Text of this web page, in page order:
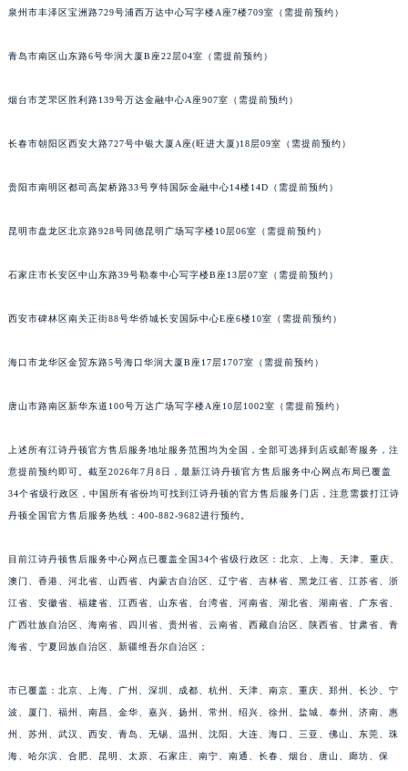
泉州市丰泽区宝洲路729号浦西万达中心写字楼A座7楼709室（需提前预约）
青岛市南区山东路6号华润大厦B座22层04室（需提前预约）
烟台市芝罘区胜利路139号万达金融中心A座907室（需提前预约）
长春市朝阳区西安大路727号中银大厦A座(旺进大厦)18层09室（需提前预约）
贵阳市南明区都司高架桥路33号亨特国际金融中心14楼14D（需提前预约）
昆明市盘龙区北京路928号同德昆明广场写字楼10层06室（需提前预约）
石家庄市长安区中山东路39号勒泰中心写字楼B座13层07室（需提前预约）
西安市碑林区南关正街88号华侨城长安国际中心E座6楼10室（需提前预约）
海口市龙华区金贸东路5号海口华润大厦B座17层1707室（需提前预约）
唐山市路南区新华东道100号万达广场写字楼A座10层1002室（需提前预约）
上述所有江诗丹顿官方售后服务地址服务范围均为全国，全部可选择到店或邮寄服务，注
意提前预约即可。截至2026年7月8日，最新江诗丹顿官方售后服务中心网点布局已覆盖
34个省级行政区，中国所有省份均可找到江诗丹顿的官方售后服务门店，注意需拨打江诗
丹顿全国官方售后服务热线：400-882-9682进行预约。
目前江诗丹顿售后服务中心网点已覆盖全国34个省级行政区：北京、上海、天津、重庆、
澳门、香港、河北省、山西省、内蒙古自治区、辽宁省、吉林省、黑龙江省、江苏省、浙
江省、安徽省、福建省、江西省、山东省、台湾省、河南省、湖北省、湖南省、广东省、
广西壮族自治区、海南省、四川省、贵州省、云南省、西藏自治区、陕西省、甘肃省、青
海省、宁夏回族自治区、新疆维吾尔自治区；
市已覆盖：北京、上海、广州、深圳、成都、杭州、天津、南京、重庆、郑州、长沙、宁
波、厦门、福州、南昌、金华、嘉兴、扬州、常州、绍兴、徐州、盐城、泰州、济南、惠
州、苏州、武汉、西安、青岛、无锡、温州、沈阳、大连、海口、三亚、佛山、东莞、珠
海、哈尔滨、合肥、昆明、太原、石家庄、南宁、南通、长春、烟台、唐山、廊坊、保